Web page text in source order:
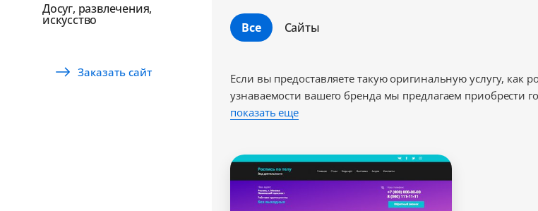
Досуг, развлечения,
искусство
Заказать сайт
Все Сайты
Если вы предоставляете такую оригинальную услугу, как
узнаваемости вашего бренда мы предлагаем
показать еще